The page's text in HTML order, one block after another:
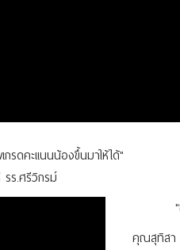
รดคะแนนน้องขึ้นมาให้ได้"
ร.ศรีวิกรม์
คุณสุทิสา